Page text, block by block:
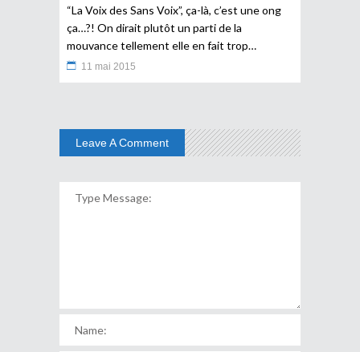
“La Voix des Sans Voix”, ça-là, c’est une ong
ça…?! On dirait plutôt un parti de la
mouvance tellement elle en fait trop…
11 mai 2015
Leave A Comment